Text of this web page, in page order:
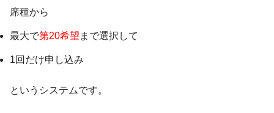
席種から
最大で第20希望 まで選択して
1回だけ申し込み
というシステムです。